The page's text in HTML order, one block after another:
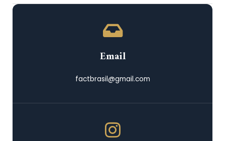
Email
factbrasil@gmail.com